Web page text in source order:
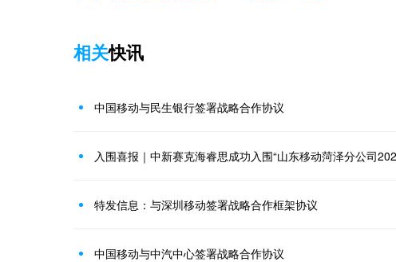
相关快讯
中国移动与民生银行签署战略合作协议
特发信息：与深圳移动签署战略合作框架协议
中国移动与中汽中心签署战略合作协议